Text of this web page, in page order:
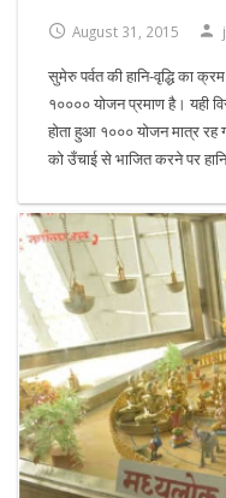
August 31, 2015
सुमेरु पर्वत की हानि-वृद्धि का
१०००० योजन प्रमाण है। यही
होता हुआ १००० योजन मात्र
को उँचाई से भाजित करने पर